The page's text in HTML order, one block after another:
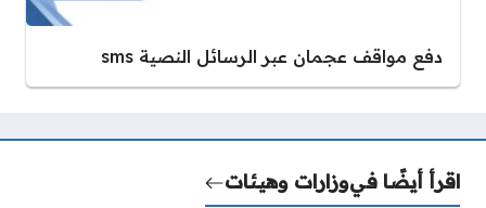
دفع مواقف عجمان عبر الرسائل النصية sms
اقرأ أيضًا فيوزارات وهيئات